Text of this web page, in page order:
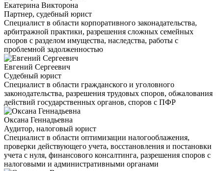
Екатерина Викторона
Партнер, судебный юрист
Специалист в области корпоративного законадательства,
арбитражной практики, разрешения сложных семейных
споров с разделом имущества, наследства, работы с
проблемной задолженностью
Евгений Сергеевич
Судебный юрист
Специалист в области гражданского и уголовного
законодательства, разрешения трудовых споров, обжалования
действий государственных органов, споров с ПФР
Оксана Геннадьевна
Аудитор, налоговый юрист
Специалист в области оптимизации налогооблажения,
проверки действующего учета, восстановления и постановки
учета с нуля, финансового консалтинга, разрешения споров с
налоговыми и административными органами